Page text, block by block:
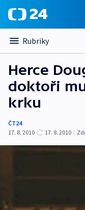
Rubriky
Herce
doktoři
krku
ČT24
17. 8. 2010
17. 8. 2010 |